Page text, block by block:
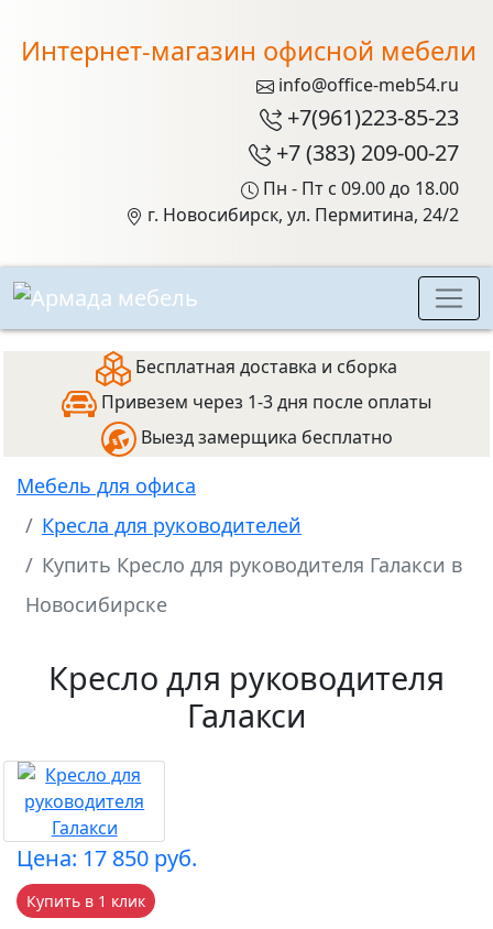
Интернет-магазин офисной мебели
info@office-meb54.ru
+7(961)223-85-23
+7 (383) 209-00-27
Пн - Пт с 09.00 до 18.00
г. Новосибирск, ул. Пермитина, 24/2
Бесплатная доставка и сборка
Привезем через 1-3 дня после оплаты
Выезд замерщика бесплатно
Мебель для офиса
Кресла для руководителей
Купить Кресло для руководителя Галакси в
Новосибирске
Кресло для руководителя
Галакси
Цена: 17 850 руб.
Купить в 1 клик